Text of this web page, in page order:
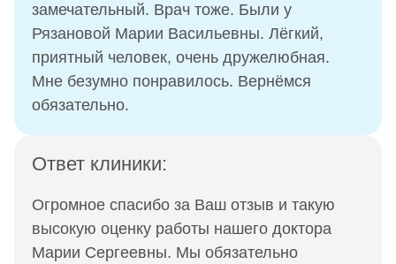
замечательный. Врач тоже. Были у
Рязановой Марии Васильевны. Лёгкий,
приятный человек, очень дружелюбная.
Мне безумно понравилось. Вернёмся
обязательно.
Ответ клиники:
Огромное спасибо за Ваш отзыв и такую
высокую оценку работы нашего доктора
Марии Сергеевны. Мы обязательно